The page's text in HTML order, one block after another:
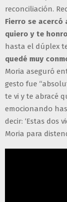
reconciliación.
Fierro se acercó
quiero y te
hasta el dúplex
quedé muy
Moria aseguró
gesto fue
te vi y te abracé
emocionando
decir: ‘Estas dos
Moria para